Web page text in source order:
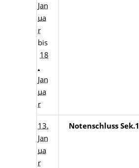
Jan
ua
r
bis
18
.
Jan
ua
r
13.
Jan
ua
r
Notenschluss Sek.1